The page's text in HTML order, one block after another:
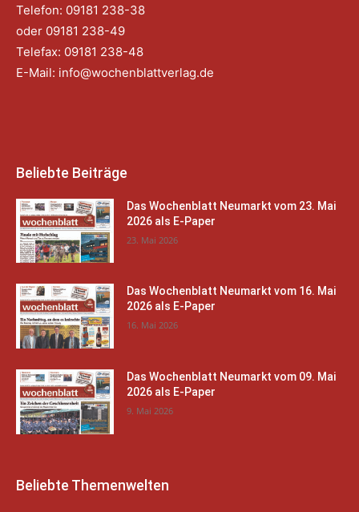
Telefon: 09181 238-38
oder 09181 238-49
Telefax: 09181 238-48
E-Mail: info@wochenblattverlag.de
Beliebte Beiträge
Das Wochenblatt Neumarkt vom 23. Mai
2026 als E-Paper
23. Mai 2026
Das Wochenblatt Neumarkt vom 16. Mai
2026 als E-Paper
16. Mai 2026
Das Wochenblatt Neumarkt vom 09. Mai
2026 als E-Paper
9. Mai 2026
Beliebte Themenwelten